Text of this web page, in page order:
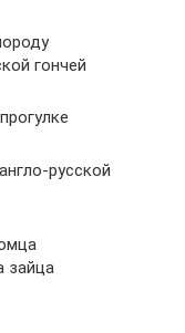
гончей
русской
зайца